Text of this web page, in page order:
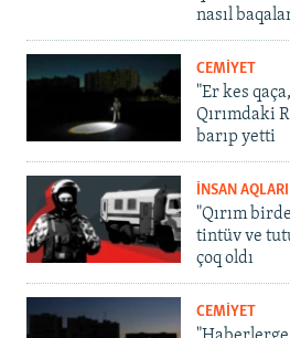
nasıl
CEMİYET
"Er kes
Qırımdaki
barıp yetti
İNSAN AQLARI
"Qırım
tintüv ve
çoq oldı
CEMİYET